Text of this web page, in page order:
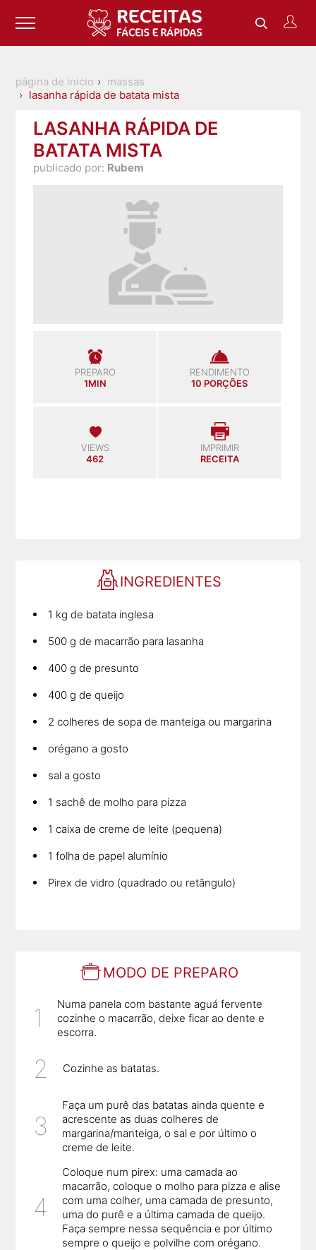
página de inicio
massas
lasanha rápida de batata mista
LASANHA RÁPIDA DE
BATATA MISTA
publicado por: Rubem
PREPARO
1MIN
RENDIMENTO
10 PORÇÕES
VIEWS
462
IMPRIMIR
RECEITA
INGREDIENTES
1 kg de batata inglesa
500 g de macarrão para lasanha
400 g de presunto
400 g de queijo
2 colheres de sopa de manteiga ou margarina
orégano a gosto
sal a gosto
1 sachê de molho para pizza
1 caixa de creme de leite (pequena)
1 folha de papel alumínio
Pirex de vidro (quadrado ou retângulo)
MODO DE PREPARO
Numa panela com bastante aguá fervente
cozinhe o macarrão, deixe ficar ao dente e
escorra.
Cozinhe as batatas.
Faça um purê das batatas ainda quente e
acrescente as duas colheres de
margarina/manteiga, o sal e por último o
creme de leite.
Coloque num pirex: uma camada ao
macarrão, coloque o molho para pizza e alise
com uma colher, uma camada de presunto,
uma do purê e a última camada de queijo.
Faça sempre nessa sequência e por último
sempre o queijo e polvilhe com orégano.